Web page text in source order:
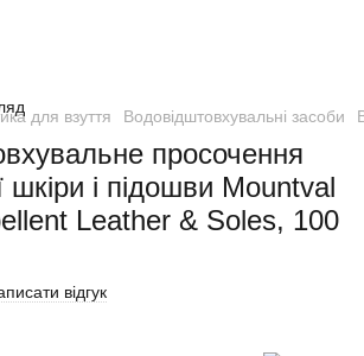
для взуття Водовідштовхувальні засоби
просочення
шкіри і підошви Mountval
Leather & Soles, 100
відгук